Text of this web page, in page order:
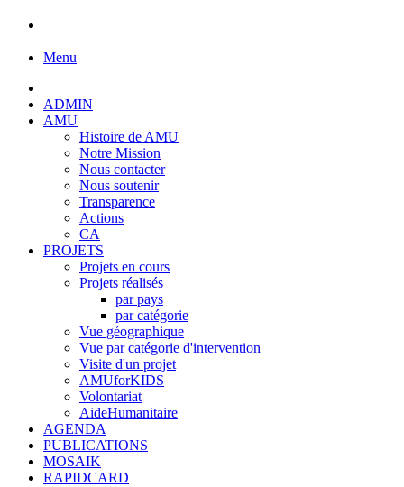
Menu
ADMIN
AMU
Histoire de AMU
Notre Mission
Nous contacter
Nous soutenir
Transparence
Actions
CA
PROJETS
Projets en cours
Projets réalisés
par pays
par catégorie
Vue géographique
Vue par catégorie d'intervention
Visite d'un projet
AMUforKIDS
Volontariat
AideHumanitaire
AGENDA
PUBLICATIONS
MOSAIK
RAPIDCARD